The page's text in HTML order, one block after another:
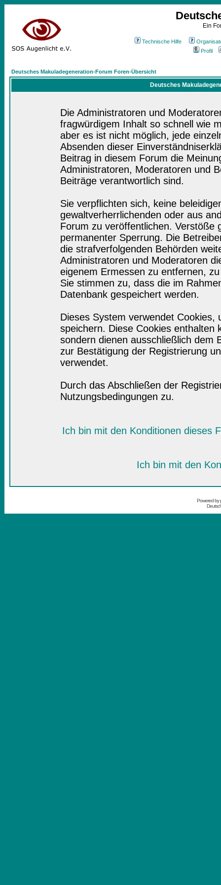
Ein
Technische Hilfe
Profil
Deutsches Makuladegeneration-Forum Foren-Übersicht
Deutsches
Die Administratoren und
fragwürdigem Inhalt so schnell wie
aber es ist nicht möglich, jede
Absenden dieser
Beitrag in diesem Forum die
Administratoren, Moderatoren und
Beiträge verantwortlich sind.
Sie verpflichten sich, keine
gewaltverherrlichenden oder aus
Forum zu veröffentlichen. Verstöße
permanenter Sperrung. Die
die strafverfolgenden Behörden
Administratoren und Moderatoren
eigenem Ermessen zu entfernen,
Sie stimmen zu, dass die im
Datenbank gespeichert werden.
Dieses System verwendet
speichern. Diese Cookies enthalten
sondern dienen ausschließlich dem
zur Bestätigung der Registrierung
verwendet.
Durch das Abschließen der
Nutzungsbedingungen zu.
Ich bin mit den Konditionen dieses
Ich bin mit den
Powered by